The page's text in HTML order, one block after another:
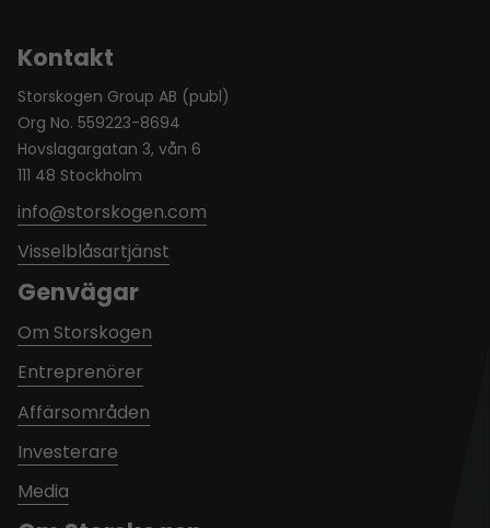
Kontakt
Storskogen Group AB (publ)
Org No. 559223-8694
Hovslagargatan 3, vån 6
111 48 Stockholm
info@storskogen.com
Visselblåsartjänst
Genvägar
Om Storskogen
Entreprenörer
Affärsområden
Investerare
Media